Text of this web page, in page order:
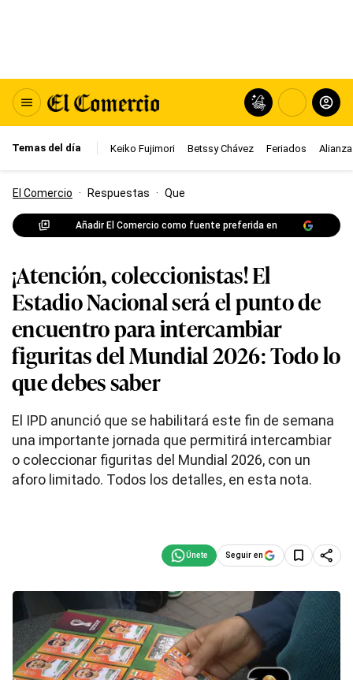
Temas del día Keiko Fujimori Betssy Chávez Feriados
El Comercio · Respuestas · Que
Añadir El Comercio como fuente preferida en
¡Atención, coleccionistas! El
Estadio Nacional será el punto de
encuentro para intercambiar
figuritas del Mundial 2026: Todo lo
que debes saber
El IPD anunció que se habilitará este fin de semana
una importante jornada que permitirá intercambiar
o coleccionar figuritas del Mundial 2026, con un
aforo limitado. Todos los detalles, en esta nota.
Seguir en